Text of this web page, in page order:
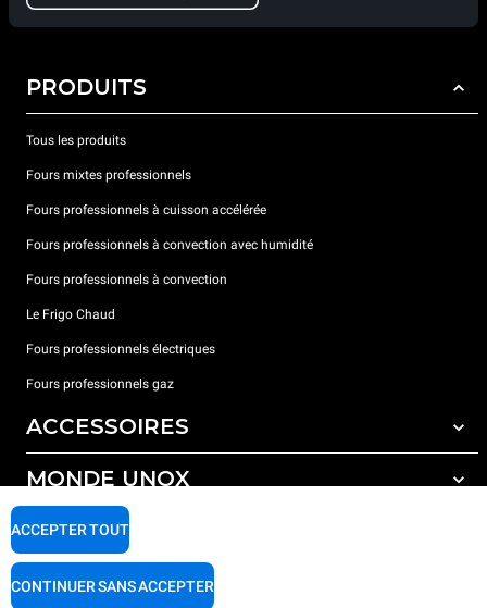
PRODUITS
Tous les produits
Fours mixtes professionnels
Fours professionnels à cuisson accélérée
Fours professionnels à convection avec humidité
Fours professionnels à convection
Le Frigo Chaud
Fours professionnels électriques
Fours professionnels gaz
ACCESSOIRES
Tous les accessoires
Détergents pour lavage automatique
Détergents pour lavage manuel
Traitement de l'eau avec filtres à résine
MONDE UNOX
Nos bureaux dans le monde
SUPPORT
Garantie Unox
ACCEPTER TOUT
CONTINUER SANS ACCEPTER